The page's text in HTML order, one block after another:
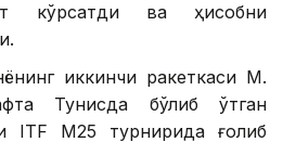
кўрсатди ва ҳисобни
иккинчи ракеткаси М.
Тунисда бўлиб ўтган
ITF М25 турнирида ғолиб